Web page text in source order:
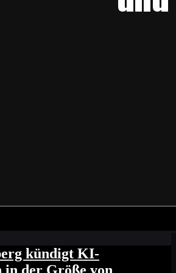
kündigt KI-